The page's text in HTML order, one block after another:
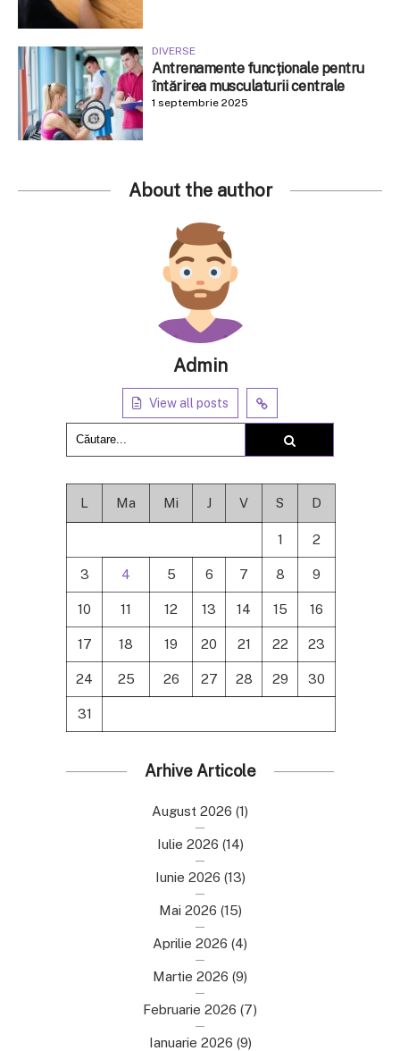
DIVERSE
Antrenamente funcționale pentru
întărirea musculaturii centrale
1 septembrie 2025
About the author
Admin
View all posts
L Ma Mi J V S D
1 2
3 4 5 6 7 8 9
10 11 12 13 14 15 16
17 18 19 20 21 22 23
24 25 26 27 28 29 30
31
Arhive Articole
August 2026 (1)
Iulie 2026 (14)
Iunie 2026 (13)
Mai 2026 (15)
Aprilie 2026 (4)
Martie 2026 (9)
Februarie 2026 (7)
Ianuarie 2026 (9)